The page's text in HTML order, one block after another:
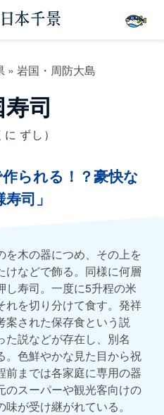
» 岩国・周防大島
司
に ずし）
られる！？豪快な
寿司」
を木の器につめ、その上を
けなどで飾る。同様に何層
し寿司。一度に5升程の米
れを切り分けて食す。発祥
案された保存食という説
説などが存在し、別名
。色鮮やかな見た目から祝
前までは各家庭に専用の器
のスーパーや観光客向けの
が受け継がれている。